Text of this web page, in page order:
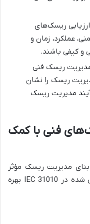
ریسک‌های
عملکرد، زمان و
و کیفی باشند.
ریسک فنی
ریسک را نشان
مدیریت ریسک
فنی با کمک
مدیریت ریسک مؤثر
است. در این مرحله، از تکنیک‌های معرفی شده در IEC 31010 بهره